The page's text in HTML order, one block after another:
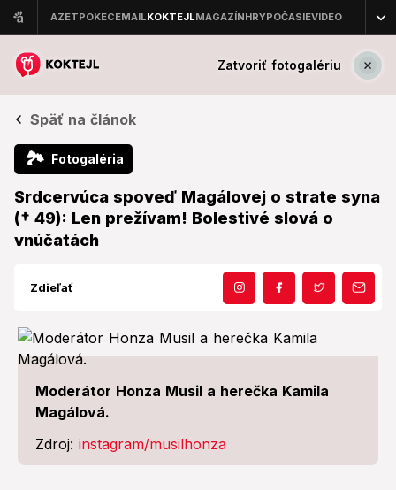
Zatvoriť fotogalériu
Späť na článok
🏞 Fotogaléria
Srdcervúca spoveď Magálovej o strate syna
(† 49): Len prežívam! Bolestivé slová o
vnúčatách
Zdieľať
Moderátor Honza Musil a herečka Kamila
Magálová.
Zdroj: instagram/musilhonza